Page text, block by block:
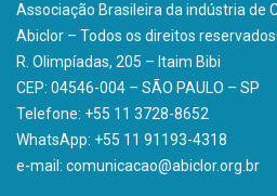
Associação Brasileira da indústria de
Abiclor – Todos os direitos
R. Olimpíadas, 205 – Itaim Bibi
CEP: 04546-004 – SÃO PAULO – SP
Telefone: +55 11 3728-8652
WhatsApp: +55 11 91193-4318
e-mail: comunicacao@abiclor.org.br